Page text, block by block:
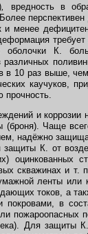
вредность в
и менее
К.
в 10 раз выше,
каучуков,
прочность.
и
(броня). Чаще
надёжно
К. от
оцинкованных
скважинах и
ленты
токов, а
в
Для защиты